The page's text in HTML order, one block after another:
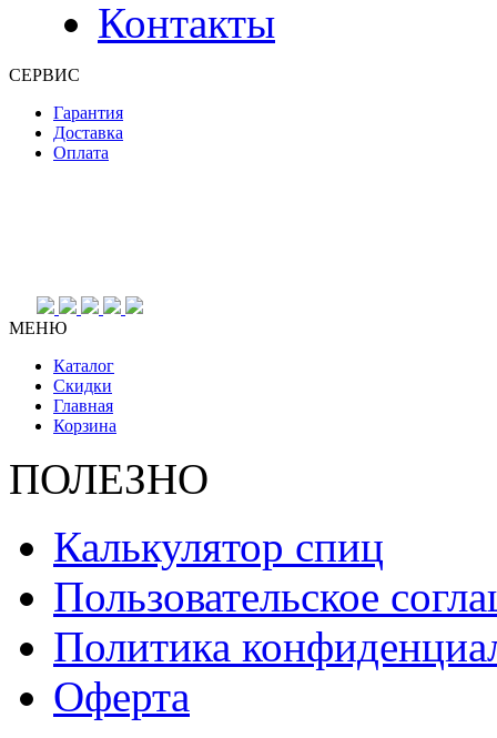
Контакты
СЕРВИС
Гарантия
Доставка
Оплата
МЕНЮ
Каталог
Скидки
Главная
Корзина
ПОЛЕЗНО
Калькулятор спиц
Пользовательское
Политика
Оферта